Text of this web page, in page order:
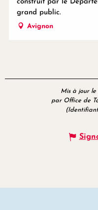
construit par le
grand public.
Avignon
Mis à jour le
par Office de